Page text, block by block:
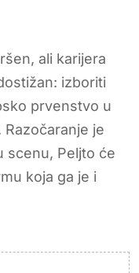
ali karijera
izboriti
prvenstvo u
je
scenu, Peljto će
koja ga je i